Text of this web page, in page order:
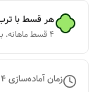
هر قسط با
۴ قسط ماهانه. بدون سود، چک و ضامن.
زمان آماده‌سازی4